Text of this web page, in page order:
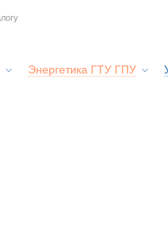
Энергетика ГТУ ГПУ